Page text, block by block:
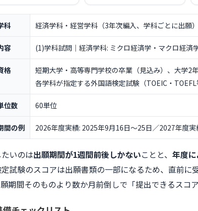
科 経済学科・経営学科（3年次編入、学科ごとに出願）
容 (1)学科試問｜経済学科: ミクロ経済学・マクロ経
格
短期大学・高等専門学校の卒業（見込み）、大学2
各学科が指定する外国語検定試験（TOEIC・
位数 60単位
間の例 2026年度実績: 2025年9月16日〜25日／2027年度実
いのは出願期間が1週間前後しかないことと、 年度
試験のスコアは出願書類の一部になるため、直前
期間そのものより数か月前倒しで「提出できるスコ